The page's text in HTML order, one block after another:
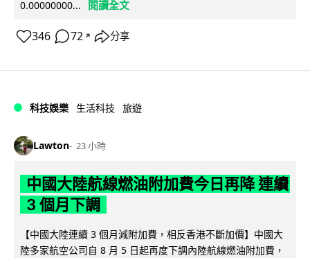
0.00000000... 閱讀全文
346 72 ↗ 分享
科技娛樂 生活科技 旅遊
Lawton 23 小時
中國大陸航線燃油附加費今日再降 連續
3 個月下調
【中國大陸連續 3 個月減附加費，相反香港不斷加價】中國大
陸多家航空公司自 8 月 5 日起再度下調內陸航線燃油附加費，